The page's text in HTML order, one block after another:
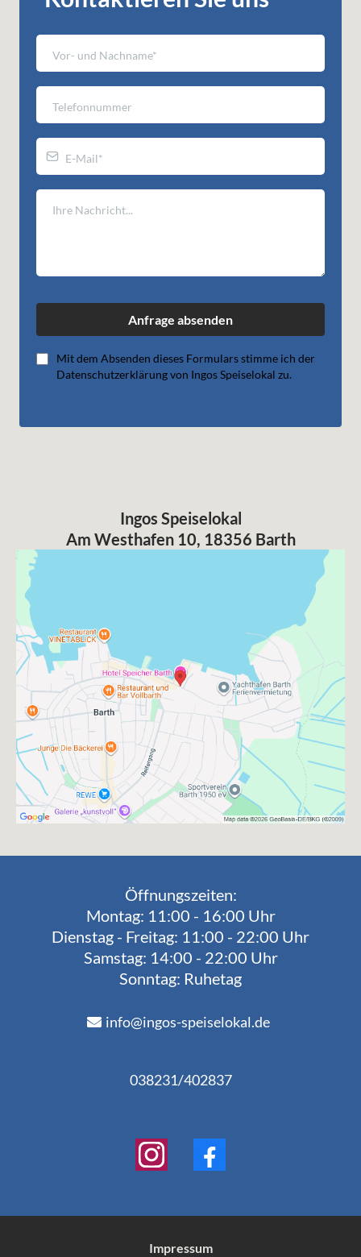
Anfrage absenden
Mit dem Absenden dieses Formulars stimme ich der
Datenschutzerklärung von Ingos Speiselokal zu.
Ingos Speiselokal
Am Westhafen 10, 18356 Barth
Öffnungszeiten:
Montag: 11:00 - 16:00 Uhr
Dienstag - Freitag: 11:00 - 22:00 Uhr
Samstag: 14:00 - 22:00 Uhr
Sonntag: Ruhetag
info@ingos-speiselokal.de
038231/402837
Impressum